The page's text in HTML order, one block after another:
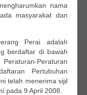
nama
masyarakat dan
Perai adalah
berdaftar di bawah
Peraturan
Pertubuhan
telah menerima sijil
pada 9 April 2008.